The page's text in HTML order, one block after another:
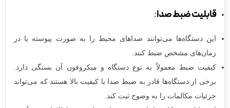
قابلیت ضبط صدا:
این دستگاه‌ها می‌توانند صداهای محیط را به صورت پیوسته یا در
زمان‌های مشخص ضبط کنند.
کیفیت ضبط معمولاً به نوع دستگاه و میکروفون آن بستگی دارد.
برخی از دستگاه‌ها قادر به ضبط صدا با کیفیت بالا هستند که می‌تواند
جزئیات مکالمات را به وضوح ثبت کند.